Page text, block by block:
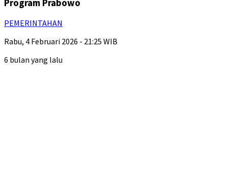
Program Prabowo
PEMERINTAHAN
Rabu, 4 Februari 2026 - 21:25 WIB
6 bulan yang lalu